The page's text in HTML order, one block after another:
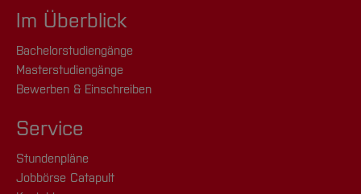
Im Überblick
Bachelorstudiengänge
Masterstudiengänge
Bewerben & Einschreiben
Service
Stundenpläne
Jobbörse Catapult